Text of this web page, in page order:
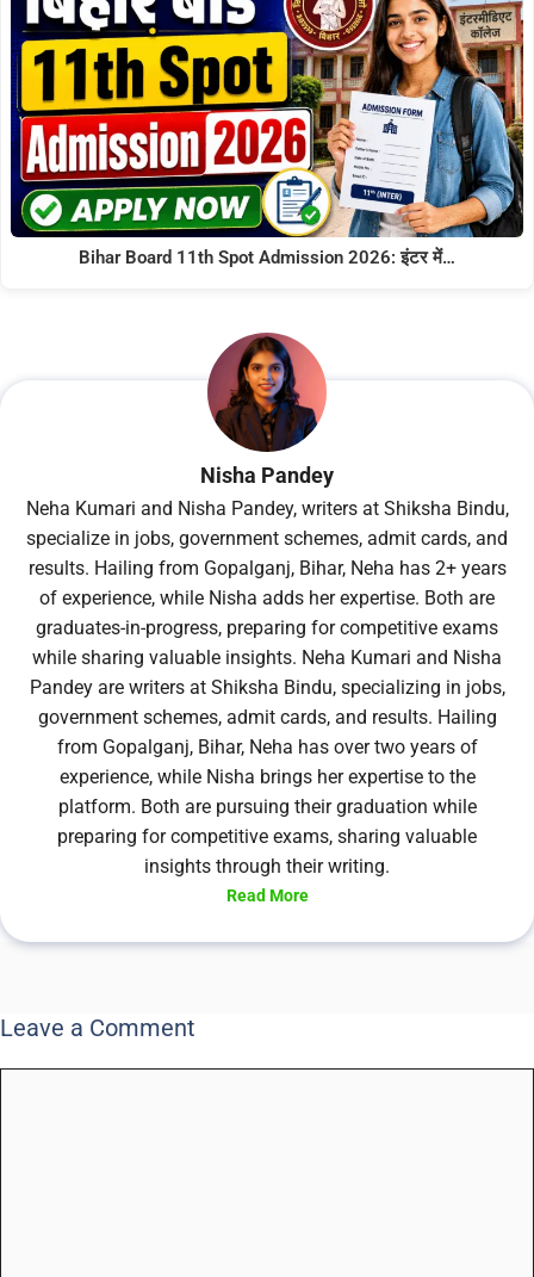
Bihar Board 11th Spot Admission 2026: इंटर में…
Nisha Pandey
Neha Kumari and Nisha Pandey, writers at Shiksha Bindu,
specialize in jobs, government schemes, admit cards, and
results. Hailing from Gopalganj, Bihar, Neha has 2+ years
of experience, while Nisha adds her expertise. Both are
graduates-in-progress, preparing for competitive exams
while sharing valuable insights. Neha Kumari and Nisha
Pandey are writers at Shiksha Bindu, specializing in jobs,
government schemes, admit cards, and results. Hailing
from Gopalganj, Bihar, Neha has over two years of
experience, while Nisha brings her expertise to the
platform. Both are pursuing their graduation while
preparing for competitive exams, sharing valuable
insights through their writing.
Read More
Leave a Comment